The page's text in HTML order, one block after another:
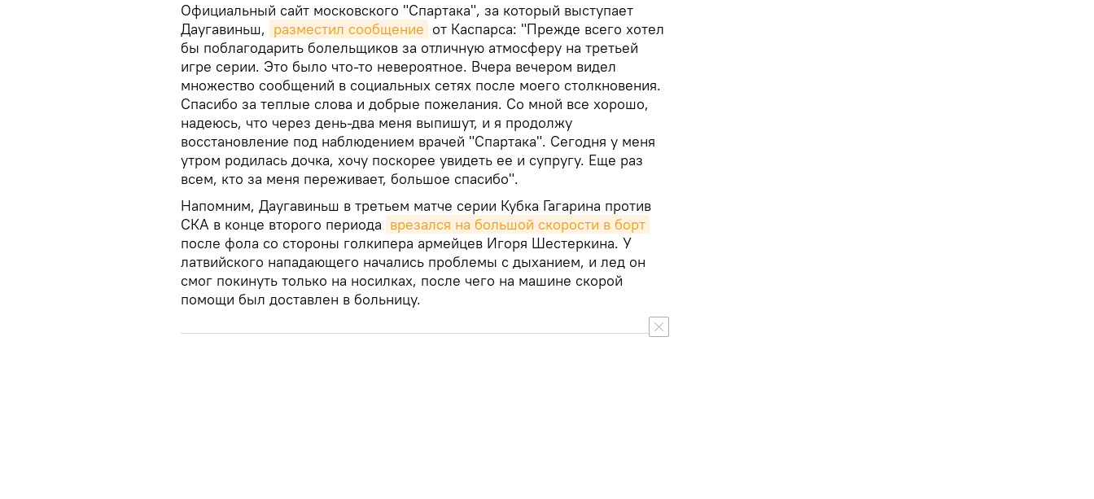
Официальный сайт московского "Спартака", за который выступает
Даугавиньш, разместил сообщение от Каспарса: "Прежде всего хотел
бы поблагодарить болельщиков за отличную атмосферу на третьей
игре серии. Это было что-то невероятное. Вчера вечером видел
множество сообщений в социальных сетях после моего столкновения.
Спасибо за теплые слова и добрые пожелания. Со мной все хорошо,
надеюсь, что через день-два меня выпишут, и я продолжу
восстановление под наблюдением врачей "Спартака". Сегодня у меня
утром родилась дочка, хочу поскорее увидеть ее и супругу. Еще раз
всем, кто за меня переживает, большое спасибо".
Напомним, Даугавиньш в третьем матче серии Кубка Гагарина против
СКА в конце второго периода врезался на большой скорости в борт
после фола со стороны голкипера армейцев Игоря Шестеркина. У
латвийского нападающего начались проблемы с дыханием, и лед он
смог покинуть только на носилках, после чего на машине скорой
помощи был доставлен в больницу.